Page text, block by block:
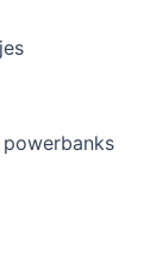
powerbanks